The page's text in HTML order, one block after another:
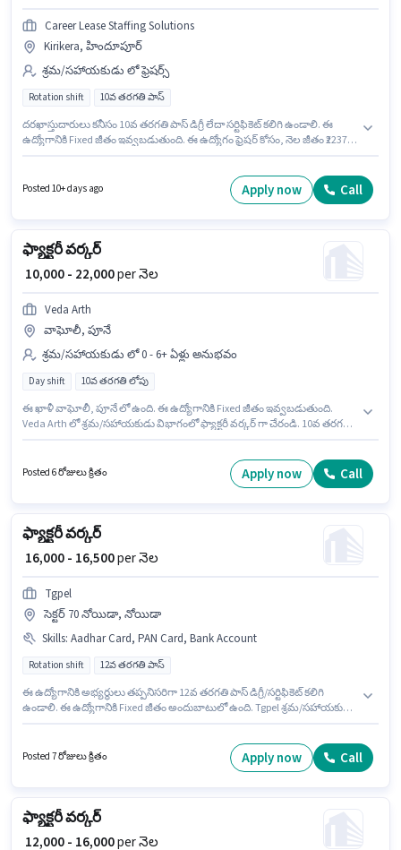
Career Lease Staffing Solutions
Kirikera, హిందూపూర్
శ్రమ/సహాయకుడు లో ఫ్రెషర్స్
Rotation shift 10వ తరగతి పాస్
దరఖాస్తుదారులు కనీసం 10వ తరగతి పాస్ డిగ్రీ లేదా సర్టిఫికెట్ కలిగి ఉండాలి. ఈ
ఉద్యోగానికి Fixed జీతం ఇవ్వబడుతుంది. ఈ ఉద్యోగం ఫ్రెషర్ కోసం, నెల జీతం ₹22377
హిందూపూర్ లో ఉంది. ఈ ఉద్యోగం Full Time ప్రాతిపదికపై, Rotation Shift
Posted 10+ days ago Apply now Call
ఫ్యాక్టరీ వర్కర్
₹ 10,000 - 22,000per నెల
Veda Arth
వాఘోలీ, పూనే
శ్రమ/సహాయకుడు లో 0 - 6+ ఏళ్లు అనుభవం
Day shift 10వ తరగతి లోపు
ఈ ఖాళీ వాఘోలీ, పూనే లో ఉంది. ఈ ఉద్యోగానికి Fixed జీతం ఇవ్వబడుతుంది.
Veda Arth లో శ్రమ/సహాయకుడు విభాగంలో ఫ్యాక్టరీ వర్కర్ గా చేరండి. 10వ తరగతి
Time / పార్ట్ టైమ్ ఉద్యోగం, ఇందులో DAY shift మరియు వారానికి 6 days working
Posted 6 రోజులు క్రితం Apply now Call
ఫ్యాక్టరీ వర్కర్
₹ 16,000 - 16,500per నెల
Tgpel
సెక్టర్ 70 నోయిడా, నోయిడా
Skills: Aadhar Card, PAN Card, Bank Account
Rotation shift 12వ తరగతి పాస్
ఈ ఉద్యోగానికి అభ్యర్థులు తప్పనిసరిగా 12వ తరగతి పాస్ డిగ్రీ/సర్టిఫికెట్ కలిగి
ఉండాలి. ఈ ఉద్యోగానికి Fixed జీతం అందుబాటులో ఉంది. Tgpel శ్రమ/సహాయకుడు
ఇప్పించబడతాయి. ఈ ఉద్యోగం Full Time ప్రాతిపదికపై, Rotation Shift మరియు
వారానికి 6 days working ఉన్నాయి. ఈ ఉద్యోగానికి ముఖ్యమైన డాక్యుమెంట్లు PAN
Posted 7 రోజులు క్రితం Apply now Call
ఫ్యాక్టరీ వర్కర్
₹ 12,000 - 16,000per నెల